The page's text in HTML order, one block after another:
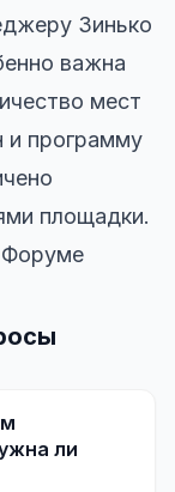
Зинько
важна
мест
и программу
площадки.
Форуме
ли